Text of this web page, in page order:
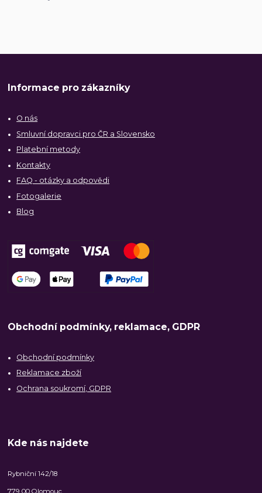
Informace pro zákazníky
O nás
Smluvní dopravci pro ČR a Slovensko
Platební metody
Kontakty
FAQ - otázky a odpovědi
Fotogalerie
Blog
Obchodní podmínky, reklamace, GDPR
Obchodní podmínky
Reklamace zboží
Ochrana soukromí, GDPR
Kde nás najdete
Rybniční 142/18
779 00 Olomouc